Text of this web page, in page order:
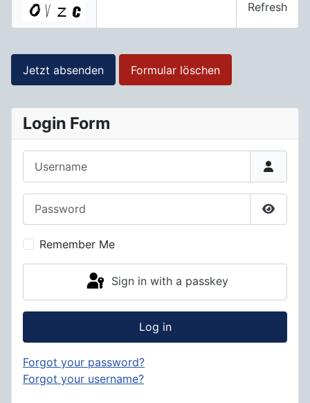
Refresh
Jetzt absenden Formular löschen
Login Form
Show
Remember Me
Sign in with a passkey
Log in
Forgot your password?
Forgot your username?